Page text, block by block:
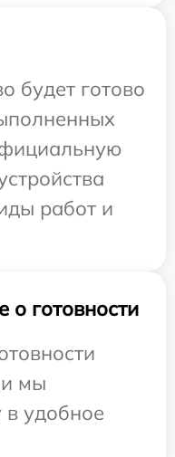
будет готово
работ и
готовности
мы
в удобное